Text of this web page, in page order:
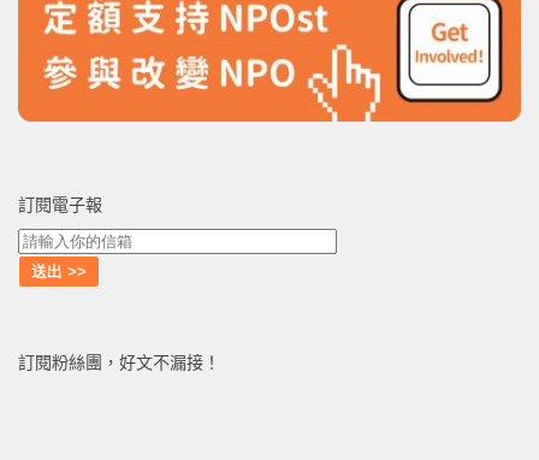
訂閱電子報
訂閱粉絲團，好文不漏接！